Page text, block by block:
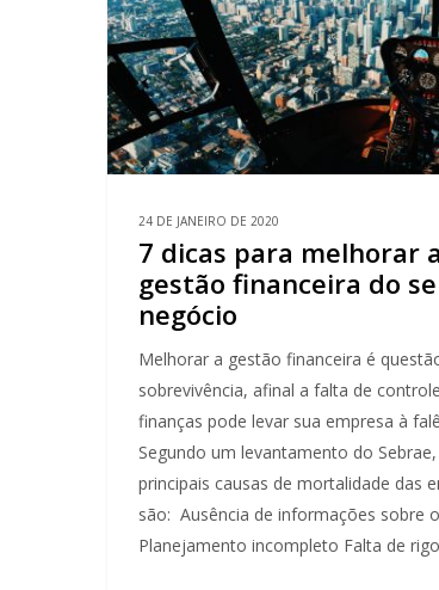
24 DE JANEIRO DE 2020
7 dicas para melhorar a
gestão financeira do
negócio
Melhorar a gestão financeira é
sobrevivência, afinal a falta de
finanças pode levar sua empresa à
Segundo um levantamento do Sebrae,
principais causas de mortalidade das
são: Ausência de informações sobre
Planejamento incompleto Falta de